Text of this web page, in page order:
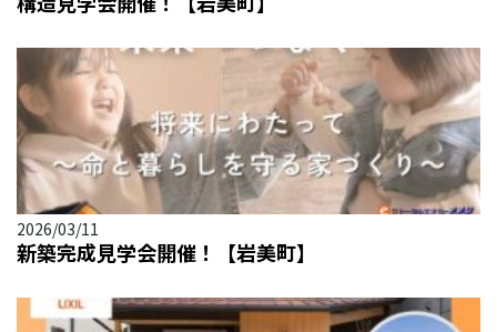
2026/03/11
新築完成見学会開催！【岩美町】